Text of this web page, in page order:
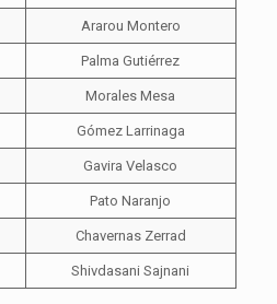
Ararou Montero
Palma Gutiérrez
Morales Mesa
Gómez Larrinaga
Gavira Velasco
Pato Naranjo
Chavernas Zerrad
Shivdasani Sajnani